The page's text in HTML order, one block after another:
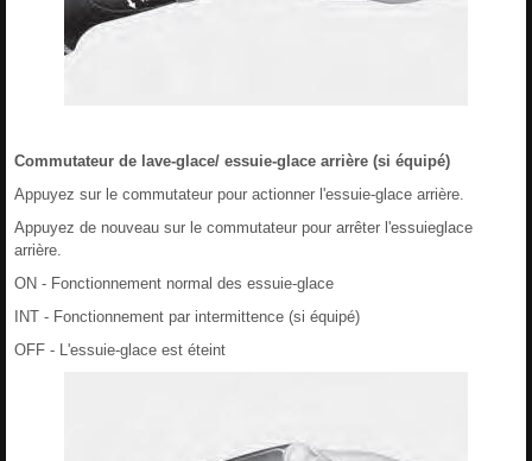
Commutateur de lave-glace/ essuie-glace arrière (si équipé)
Appuyez sur le commutateur pour actionner l'essuie-glace arrière.
Appuyez de nouveau sur le commutateur pour arrêter l'essuieglace
arrière.
ON - Fonctionnement normal des essuie-glace
INT - Fonctionnement par intermittence (si équipé)
OFF - L'essuie-glace est éteint